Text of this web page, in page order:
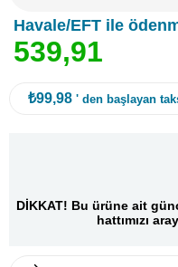
Havale/EFT ile
539,91
₺99,98 ' den başlayan
DİKKAT! Bu ürüne ait
hattımızı